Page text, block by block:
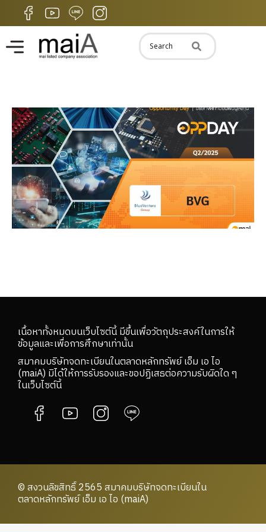
เนื้อหาทั้งหมดบนเว็บไซต์นี้ มีขึ้นเพื่อวัตถุประสงค์ในการให้
ข้อมูลและเพื่อการศึกษาเท่านั้น
สมาคมบริษัทจดทะเบียนในตลาดหลักทรัพย์ เอ็ม เอ ไอ
(maiA) มิได้ให้การรับรองและขอปฏิเสธต่อความรับผิดใด ๆ
ในเว็บไซต์นี้
© สงวนลิขสิทธิ์ 2565 สมาคมบริษัทจดทะเบียนใน
ตลาดหลักทรัพย์ เอ็ม เอ ไอ (maiA)